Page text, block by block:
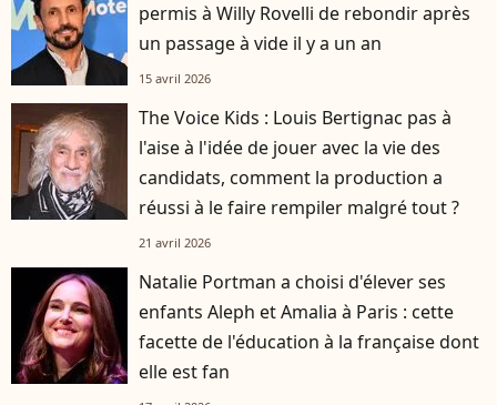
permis à Willy Rovelli de rebondir après
un passage à vide il y a un an
15 avril 2026
The Voice Kids : Louis Bertignac pas à
l'aise à l'idée de jouer avec la vie des
candidats, comment la production a
réussi à le faire rempiler malgré tout ?
21 avril 2026
Natalie Portman a choisi d'élever ses
enfants Aleph et Amalia à Paris : cette
facette de l'éducation à la française dont
elle est fan